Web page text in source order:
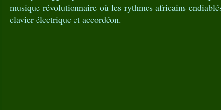
musique révolutionnaire où les rythmes africains
clavier électrique et accordéon.